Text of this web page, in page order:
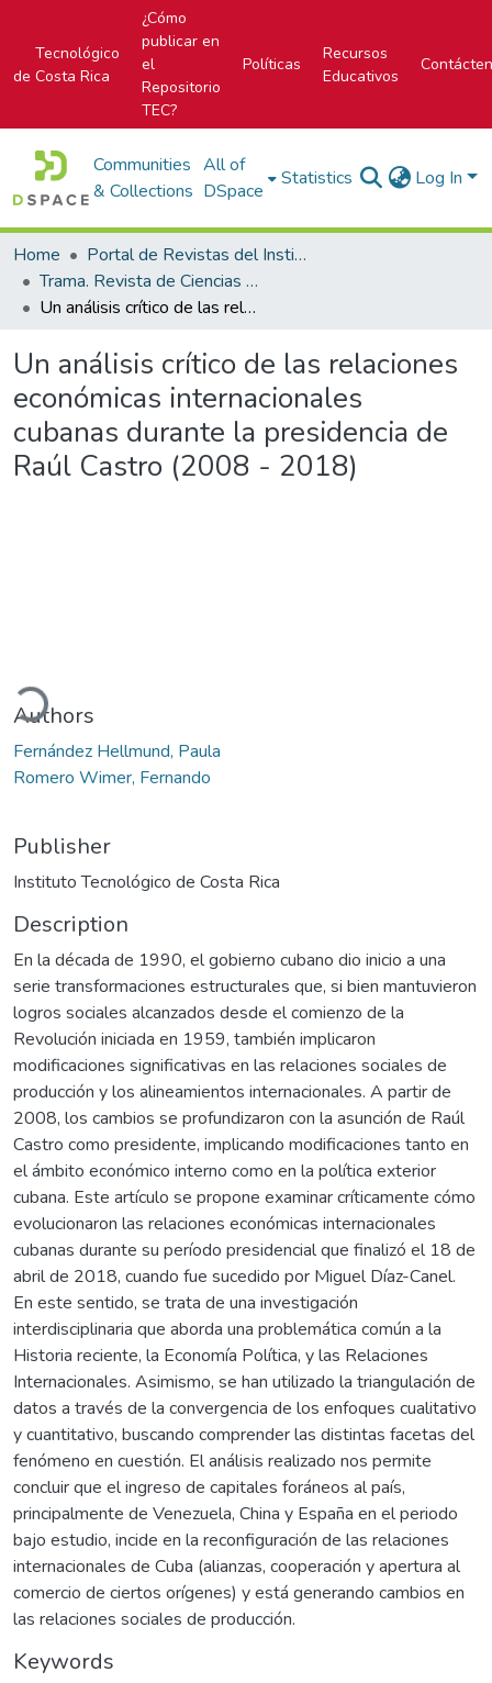
Tecnológico
de Costa Rica
¿Cómo
publicar en
el
Repositorio
TEC?
Políticas
Recursos
Educativos
Communities
& Collections
All of
DSpace
Statistics Log In
Home
Portal de Revistas del Instituto Tecnológico de Costa Rica
Trama. Revista de Ciencias Sociales y Humanidades
Un análisis crítico de las relaciones económicas internacionales cubanas durante la presidencia de Raúl Castro (2008 - 2018)
Un análisis crítico de las relaciones
económicas internacionales
cubanas durante la presidencia de
Raúl Castro (2008 - 2018)
Authors
Fernández Hellmund, Paula
Romero Wimer, Fernando
Publisher
Instituto Tecnológico de Costa Rica
Description
En la década de 1990, el gobierno cubano dio inicio a una
serie transformaciones estructurales que, si bien mantuvieron
logros sociales alcanzados desde el comienzo de la
Revolución iniciada en 1959, también implicaron
modificaciones significativas en las relaciones sociales de
producción y los alineamientos internacionales. A partir de
2008, los cambios se profundizaron con la asunción de Raúl
Castro como presidente, implicando modificaciones tanto en
el ámbito económico interno como en la política exterior
cubana. Este artículo se propone examinar críticamente cómo
evolucionaron las relaciones económicas internacionales
cubanas durante su período presidencial que finalizó el 18 de
abril de 2018, cuando fue sucedido por Miguel Díaz-Canel.
En este sentido, se trata de una investigación
interdisciplinaria que aborda una problemática común a la
Historia reciente, la Economía Política, y las Relaciones
Internacionales. Asimismo, se han utilizado la triangulación de
datos a través de la convergencia de los enfoques cualitativo
y cuantitativo, buscando comprender las distintas facetas del
fenómeno en cuestión. El análisis realizado nos permite
concluir que el ingreso de capitales foráneos al país,
principalmente de Venezuela, China y España en el periodo
bajo estudio, incide en la reconfiguración de las relaciones
internacionales de Cuba (alianzas, cooperación y apertura al
comercio de ciertos orígenes) y está generando cambios en
las relaciones sociales de producción.
Keywords